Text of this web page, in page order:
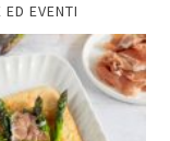
EVENTI